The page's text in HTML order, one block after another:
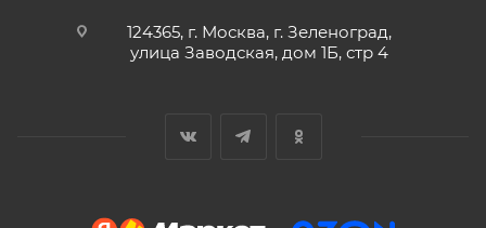
124365, г. Москва, г. Зеленоград,
улица Заводская, дом 1Б, стр 4